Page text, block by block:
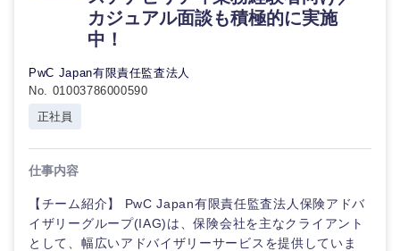
専門職
技術職
（IT）、
Webサー
ビス・制
技術職
（モノづ
くり）
技術職（モノづくり）
不動産専門職
事務職
小売・通販・外食
IT・通信
広告・宣伝・印刷
フルリモート
年間休日120日以
完全週休2日制
カジュアル面談も積極的に実施
中！
PwC Japan有限責任監査法人
No. 01003786000590
正社員
仕事内容
【チーム紹介】 PwC Japan有限責任監査法人保険アドバ
イザリーグループ(IAG)は、保険会社を主なクライアント
として、幅広いアドバイザリーサービスを提供していま